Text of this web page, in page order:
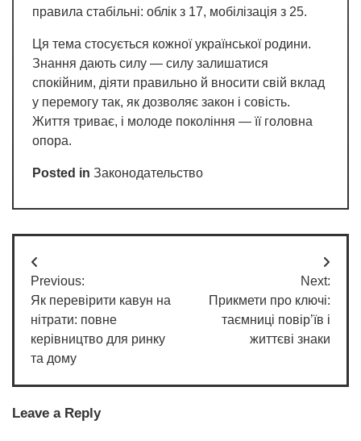
правила стабільні: облік з 17, мобілізація з 25.
Ця тема стосується кожної української родини.
Знання дають силу — силу залишатися
спокійним, діяти правильно й вносити свій вклад
у перемогу так, як дозволяє закон і совість.
Життя триває, і молоде покоління — її головна
опора.
Posted in Законодательство
Post
navigation
Previous:
Як перевірити кавун на
нітрати: повне
керівництво для ринку
та дому
Next:
Прикмети про ключі:
таємниці повір’їв і
життєві знаки
Leave a Reply